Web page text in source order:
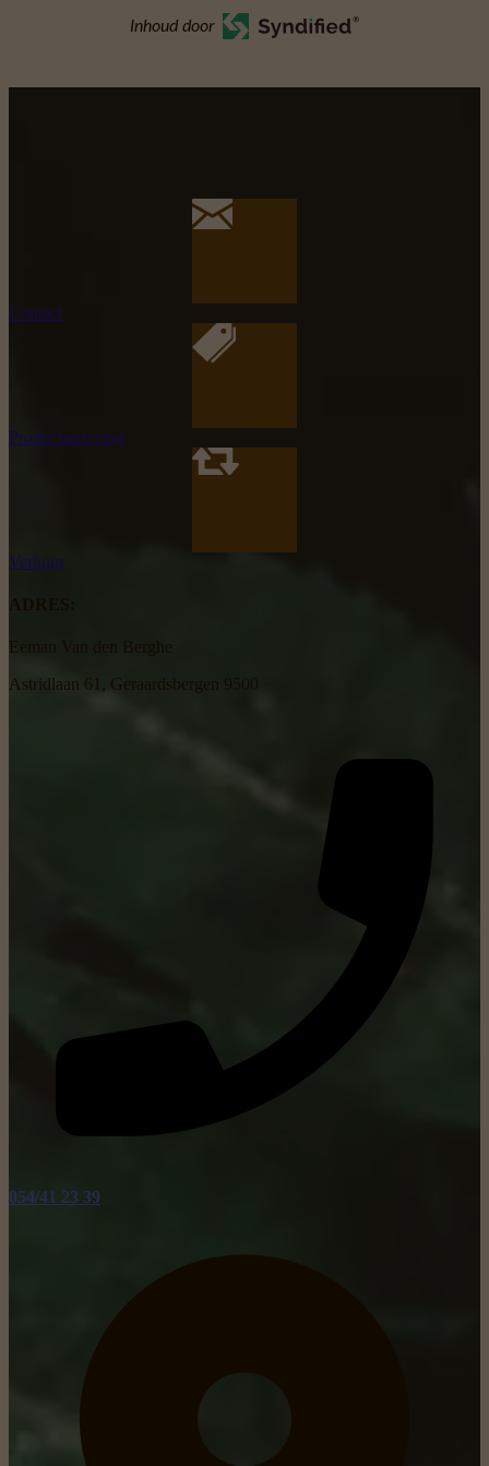
Inhoud door
Contact
Productaanvraag
Verhuur
Astridlaan 61, Geraardsbergen 9500
054/41 23 39